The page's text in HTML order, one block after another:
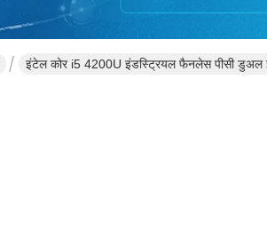
इंटेल कोर i5 4200U इंडस्ट्रियल फैनलेस पीसी